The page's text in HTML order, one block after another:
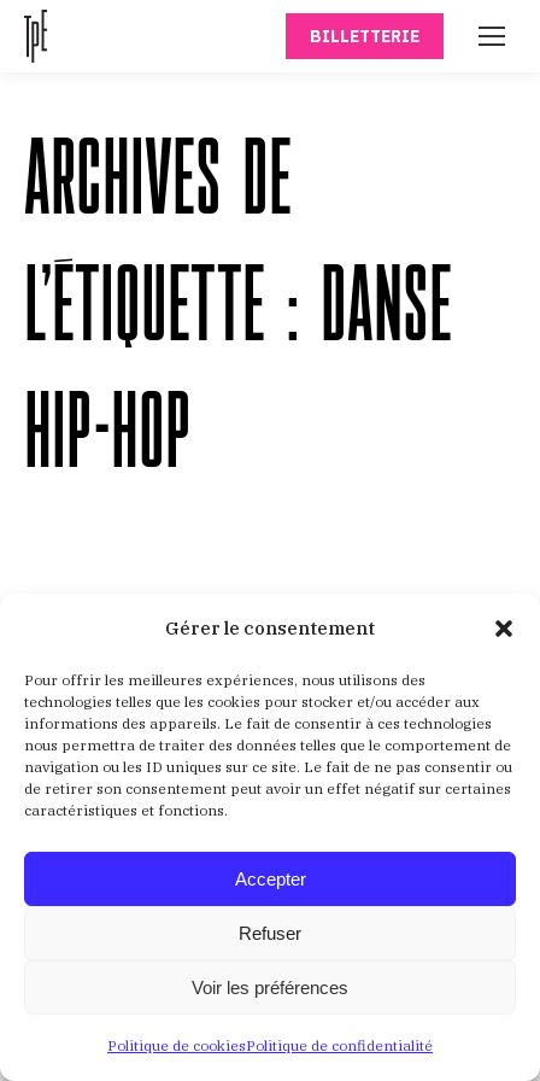
Gérer le consentement
Pour offrir les meilleures expériences, nous utilisons des
technologies telles que les cookies pour stocker et/ou accéder aux
informations des appareils. Le fait de consentir à ces technologies
nous permettra de traiter des données telles que le comportement de
navigation ou les ID uniques sur ce site. Le fait de ne pas consentir ou
de retirer son consentement peut avoir un effet négatif sur certaines
caractéristiques et fonctions.
Accepter
Refuser
Voir les préférences
Politique de cookiesPolitique de confidentialité
BILLETTERIE
ARCHIVES DE
L’ÉTIQUETTE : DANSE
HIP-HOP
Aucun résultat
Nous ne trouvons pas ce que vous cherchez. La barre
de recherche pourrait vous être utile
Recherche
:
Mentions LégalesPolitique de confidentialité